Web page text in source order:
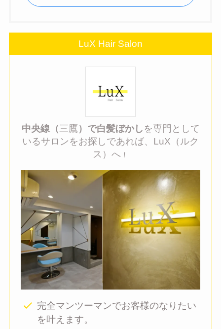
LuX Hair Salon
中央線（三鷹）で白髪ぼかしを専門として
いるサロンをお探しであれば、LuX（ルク
ス）へ ！
完全マンツーマンでお客様のなりたい
を叶えます。